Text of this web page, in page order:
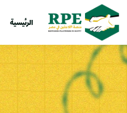
الرئيسية